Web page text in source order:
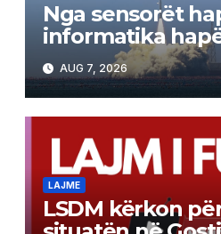
Nga sensorët
informatika
lëshon satelitët
inteligjencë
AUG 7, 2026
LAJME
LSDM kërkon